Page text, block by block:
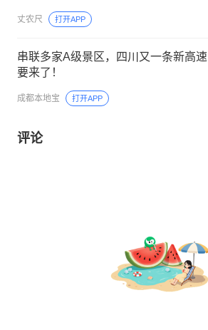
丈农尺 打开APP
串联多家A级景区，四川又一条新高速
要来了！
成都本地宝 打开APP
评论